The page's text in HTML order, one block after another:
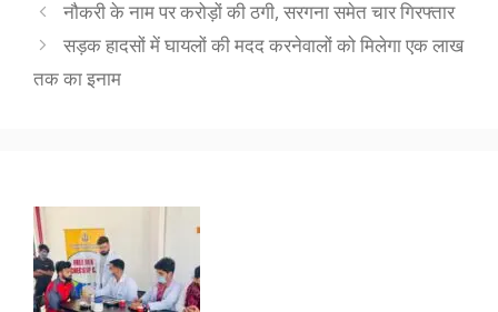
नौकरी के नाम पर करोड़ों की ठगी, सरगना समेत चार ग‍िरफ्तार
सड़क हादसों में घायलों की मदद करनेवालों को मिलेगा एक लाख
तक का इनाम